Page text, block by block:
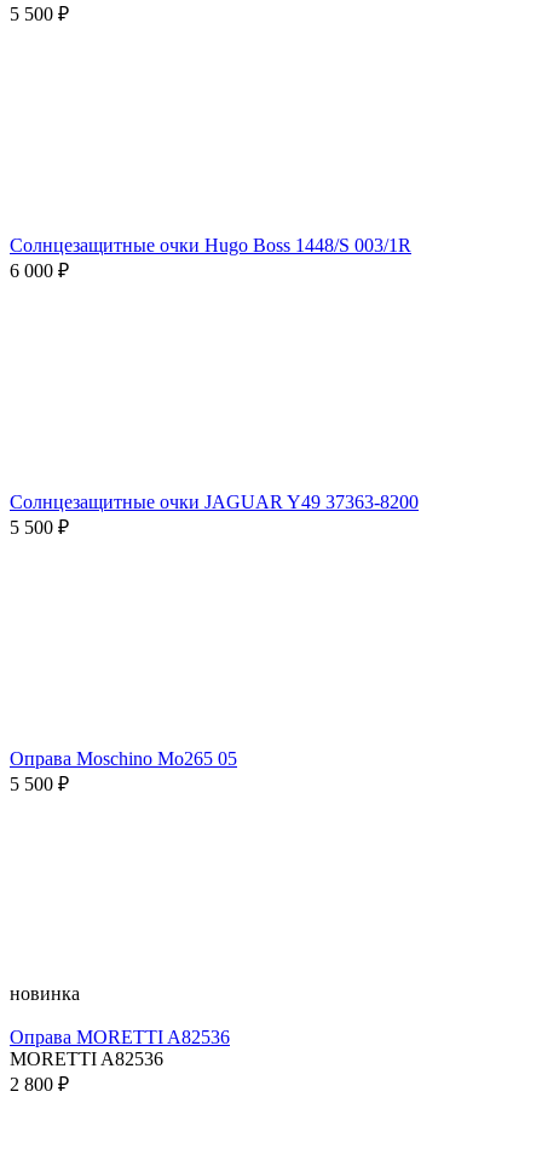
5 500 ₽
Солнцезащитные очки Hugo Boss 1448/S 003/1R
6 000 ₽
Солнцезащитные очки JAGUAR Y49 37363-8200
5 500 ₽
Оправа Moschino Mo265 05
5 500 ₽
новинка
Оправа MORETTI A82536
MORETTI A82536
2 800 ₽